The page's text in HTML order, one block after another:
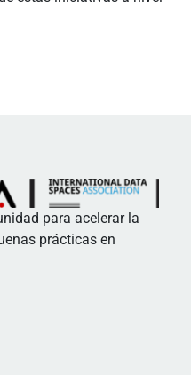
para acelerar la
prácticas en